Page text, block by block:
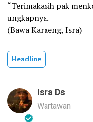
“Terimakasih pak
ungkapnya.
(Bawa Karaeng, Isra)
Headline
Isra Ds
Wartawan